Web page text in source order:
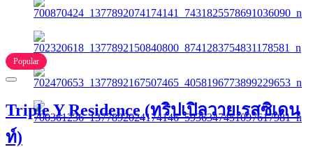
Popular
Triple Y Residence (ทริปเปิลวายเรสซิเดน
ท์)